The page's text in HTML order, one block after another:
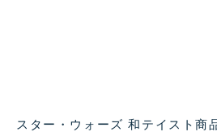
スター・ウォーズ 和テイスト商